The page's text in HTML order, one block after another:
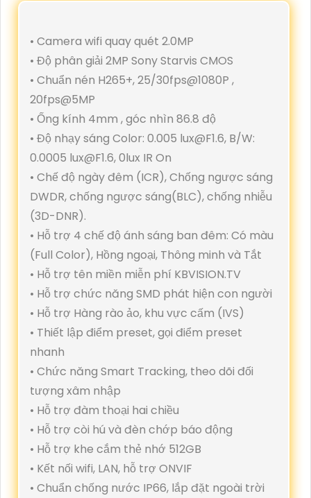
• Camera wifi quay quét 2.0MP
• Độ phân giải 2MP Sony Starvis CMOS
• Chuẩn nén H265+, 25/30fps@1080P ,
20fps@5MP
• Ống kính 4mm , góc nhìn 86.8 độ
• Độ nhạy sáng Color: 0.005 lux@F1.6, B/W:
0.0005 lux@F1.6, 0lux IR On
• Chế độ ngày đêm (ICR), Chống ngược sáng
DWDR, chống ngược sáng(BLC), chống nhiễu
(3D-DNR).
• Hỗ trợ 4 chế độ ánh sáng ban đêm: Có màu
(Full Color), Hồng ngoại, Thông minh và Tắt
• Hỗ trợ tên miền miễn phí KBVISION.TV
• Hỗ trợ chức năng SMD phát hiện con người
• Hỗ trợ Hàng rào ảo, khu vực cấm (IVS)
• Thiết lập điểm preset, gọi điểm preset
nhanh
• Chức năng Smart Tracking, theo dõi đối
tượng xâm nhập
• Hỗ trợ đàm thoại hai chiều
• Hỗ trợ còi hú và đèn chớp báo động
• Hỗ trợ khe cắm thẻ nhớ 512GB
• Kết nối wifi, LAN, hỗ trợ ONVIF
• Chuẩn chống nước IP66, lắp đặt ngoài trời